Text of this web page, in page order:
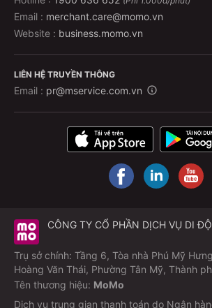
Email : merchant.care@momo.vn
Website : business.momo.vn
LIÊN HỆ TRUYỀN THÔNG
Email : pr@mservice.com.vn
CÔNG TY CỔ PHẦN DỊCH VỤ DI
Trụ sở chính: Tầng 6, Tòa nhà Phú Mỹ
Hoàng Văn Thái, Phường Tân Mỹ, Thành
Tên thương hiệu: MoMo
Dịch vụ trung gian thanh toán do Ngân